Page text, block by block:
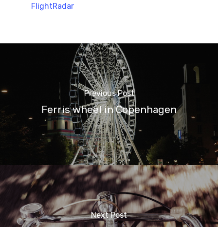
FlightRadar
Previous Post
Ferris wheel in Copenhagen
Next Post